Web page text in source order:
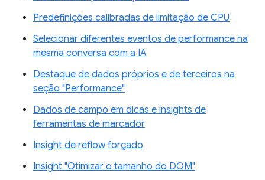
Predefinições calibradas de limitação de CPU
Selecionar diferentes eventos de performance na
mesma conversa com a IA
Destaque de dados próprios e de terceiros na
seção "Performance"
Dados de campo em dicas e insights de
ferramentas de marcador
Insight de reflow forçado
Insight "Otimizar o tamanho do DOM"